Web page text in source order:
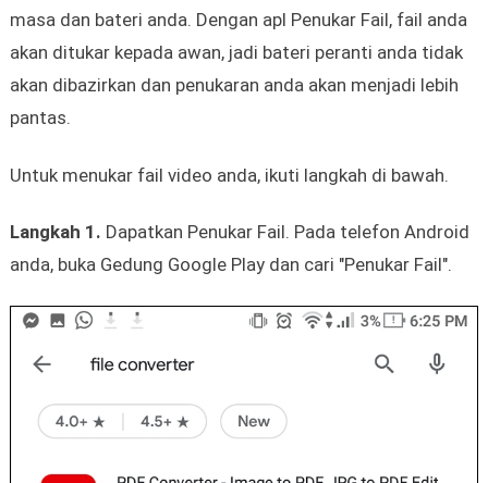
masa dan bateri anda. Dengan apl Penukar Fail, fail anda
akan ditukar kepada awan, jadi bateri peranti anda tidak
akan dibazirkan dan penukaran anda akan menjadi lebih
pantas.
Untuk menukar fail video anda, ikuti langkah di bawah.
Langkah 1. Dapatkan Penukar Fail. Pada telefon Android
anda, buka Gedung Google Play dan cari "Penukar Fail".